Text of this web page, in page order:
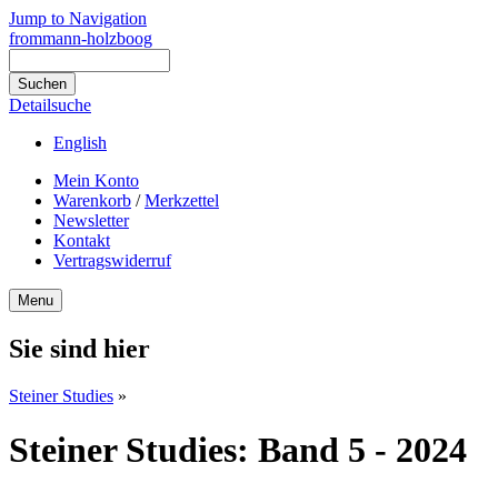
Jump to Navigation
frommann-holzboog
Detailsuche
English
Mein Konto
Warenkorb /Merkzettel
Newsletter
Kontakt
Vertragswiderruf
Menu
Sie sind hier
Steiner Studies »
Steiner Studies: Band 5 - 2024